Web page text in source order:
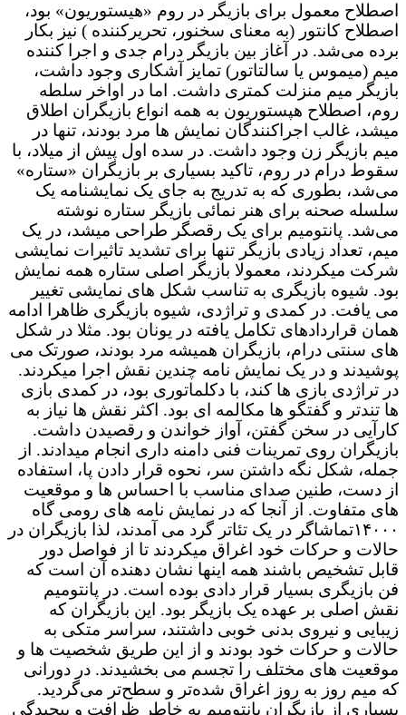
اصطلاح معمول برای بازیگر در روم «هیستوریون» بود،
اصطلاح کانتور (به معنای سخنور، تحریرکننده ) نیز بکار
برده می‌شد. در آغاز بین بازیگر درام جدی و اجرا کننده
میم (میموس یا سالتاتور) تمایز آشکاری وجود داشت،
بازیگر میم منزلت کمتری داشت. اما در اواخر سلطه
روم، اصطلاح هپستوریون به همه انواع بازیگران اطلاق
میشد، غالب اجراکنندگان نمایش ها مرد بودند، تنها در
میم بازیگر زن وجود داشت. در سده اول پیش از میلاد، با
سقوط درام در روم، تاکید بسیاری بر بازیگران «ستاره»
می‌شد، بطوری که به تدریج به جای یک نمایشنامه یک
سلسله صحنه برای هنر نمائی بازیگر ستاره نوشته
می‌شد. پانتومیم برای یک رقصگر طراحی میشد، در یک
میم، تعداد زیادی بازیگر تنها برای تشدید تاثیرات نمایشی
شرکت میکردند، معمولا بازیگر اصلی ستاره همه نمایش
بود. شیوه بازیگری به تناسب شکل های نمایشی تغییر
می یافت. در کمدی و تراژدی، شیوه بازیگری ظاهرا ادامه
همان قراردادهای تکامل یافته در یونان بود. مثلا در شکل
های سنتی درام، بازیگران همیشه مرد بودند، صورتک می
پوشیدند و در یک نمایش نامه چندین نقش اجرا میکردند.
در تراژدی بازی ها کند، با دکلماتوری بود، در کمدی بازی
ها تندتر و گفتگو ها مکالمه ای بود. اکثر نقش ها نیاز به
کارآیی در سخن گفتن، آواز خواندن و رقصیدن داشت.
بازیگران روی تمرینات فنی دامنه داری انجام میدادند. از
جمله، شکل نگه داشتن سر، نحوه قرار دادن پا، استفاده
از دست، طنین صدای مناسب با احساس ها و موقعیت
های متفاوت. از آنجا که در نمایش نامه های رومی گاه
۱۴۰۰۰تماشاگر در یک تئاتر گرد می آمدند، لذا بازیگران در
حالات و حرکات خود اغراق میکردند تا از فواصل دور
قابل تشخیص باشند همه اینها نشان دهنده آن است که
فن بازیگری بسیار قرار دادی بوده است. در پانتومیم
نقش اصلی بر عهده یک بازیگر بود. این بازیگران که
زیبایی و نیروی بدنی خوبی داشتند، سراسر متکی به
حالات و حرکات خود بودند و از این طریق شخصیت ها و
موقعیت های مختلف را تجسم می بخشیدند. در دورانی
که میم روز به روز اغراق شده‌تر و سطح‌تر می‌گردید.
بسیاری از بازیگران پانتومیم به خاطر ظرافت و پیچیدگی